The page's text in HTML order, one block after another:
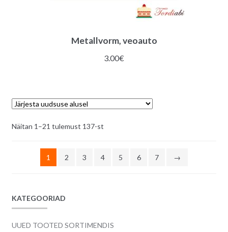
Metallvorm, veoauto
3.00€
Näitan 1–21 tulemust 137-stSorditud
1
2 3 4 5 6 7 →
KATEGOORIAD
UUED TOOTED SORTIMENDIS